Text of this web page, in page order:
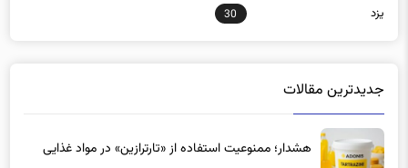
یزد 30
جدیدترین مقالات
هشدار؛ ممنوعیت استفاده از «تارترازین» در مواد غذایی